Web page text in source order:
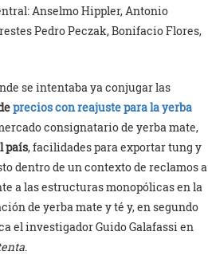
Anselmo Hippler, Antonio
Pedro Peczak, Bonifacio Flores,
se intentaba ya conjugar las
precios con reajuste para la yerba
consignatario de yerba mate,
país, facilidades para exportar tung y
dentro de un contexto de reclamos a
a las estructuras monopólicas en la
de yerba mate y té y, en segundo
el investigador Guido Galafassi en
.